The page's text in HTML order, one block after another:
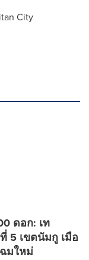
City
ดอก: เท
5 เขตนัมกู เมือ
มใหม่